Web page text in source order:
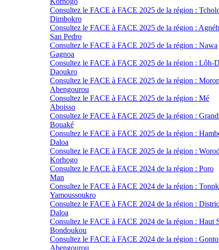
Consultez le FACE à FACE 2025 de la région :
Dimbokro
Consultez le FACE à FACE 2025 de la région :
San Pedro
Consultez le FACE à FACE 2025 de la région : Nawa
Gagnoa
Consultez le FACE à FACE 2025 de la région : Lôh-
Daoukro
Consultez le FACE à FACE 2025 de la région :
Abengourou
Consultez le FACE à FACE 2025 de la région : Mé
Aboisso
Consultez le FACE à FACE 2025 de la région :
Bouaké
Consultez le FACE à FACE 2025 de la région :
Daloa
Consultez le FACE à FACE 2025 de la région :
Korhogo
Consultez le FACE à FACE 2024 de la région : Poro
Man
Consultez le FACE à FACE 2024 de la région :
Yamoussoukro
Consultez le FACE à FACE 2024 de la région :
Daloa
Consultez le FACE à FACE 2024 de la région : Haut
Bondoukou
Consultez le FACE à FACE 2024 de la région :
Abengourou